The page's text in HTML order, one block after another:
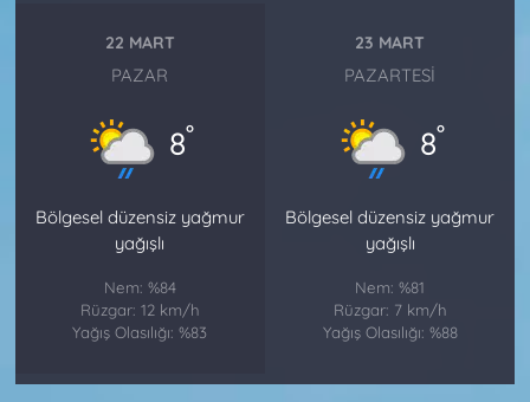
22 MART
PAZAR
8°
Bölgesel düzensiz yağmur
yağışlı
Nem: %84
Rüzgar: 12 km/h
Yağış Olasılığı: %83
23 MART
PAZARTESI
8°
Bölgesel düzensiz yağmur
yağışlı
Nem: %81
Rüzgar: 7 km/h
Yağış Olasılığı: %88